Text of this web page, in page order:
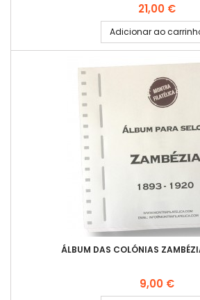
Preço
21,00 €
Adicionar ao
ÁLBUM DAS COLÓNIAS
Preço
9,00 €